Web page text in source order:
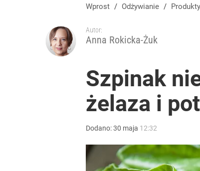
Wprost / Odżywianie / Produkty
Autor:
Anna Rokicka-Żuk
Szpinak
żelaza i
Dodano:30 maja 12:32